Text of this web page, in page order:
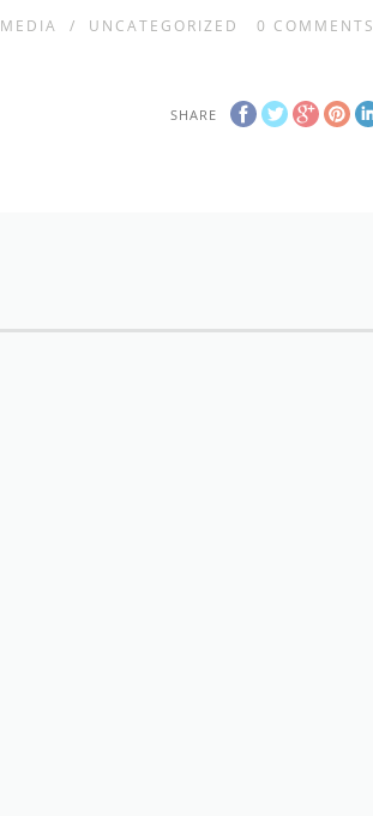
MEDIA / UNCATEGORIZED 0 COMMENTS
SHARE